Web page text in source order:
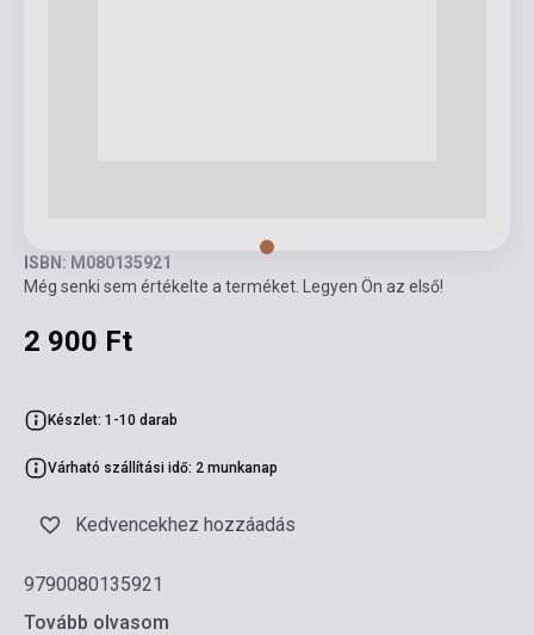
ISBN: M080135921
Még senki sem értékelte a terméket. Legyen Ön az első!
2 900 Ft
Készlet: 1-10 darab
Várható szállítási idő: 2 munkanap
Kedvencekhez hozzáadás
9790080135921
Tovább olvasom